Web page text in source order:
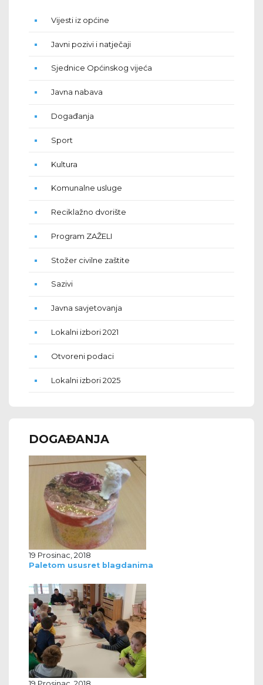
Vijesti iz općine
Javni pozivi i natječaji
Sjednice Općinskog vijeća
Javna nabava
Događanja
Sport
Kultura
Komunalne usluge
Reciklažno dvorište
Program ZAŽELI
Stožer civilne zaštite
Sazivi
Javna savjetovanja
Lokalni izbori 2021
Otvoreni podaci
Lokalni izbori 2025
DOGAĐANJA
19 Prosinac, 2018
Paletom ususret blagdanima
19 Prosinac, 2018